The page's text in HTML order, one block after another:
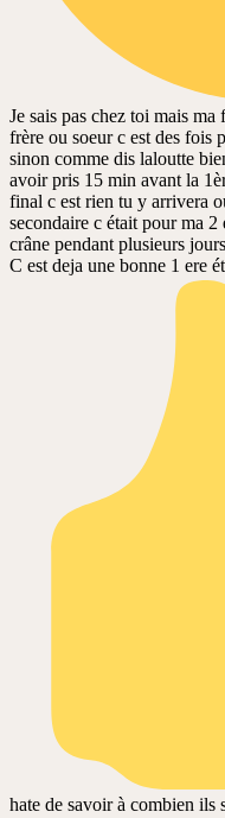
Je sais pas chez toi mais
frère ou soeur c est des fois
sinon comme dis laloutte
avoir pris 15 min avant la
final c est rien tu y arrivera
secondaire c était pour ma
crâne pendant plusieurs
C est deja une bonne 1 ere
hate de savoir à combien ils